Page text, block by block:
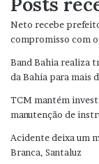
Neto recebe
compromisso com
Band Bahia realiza
da Bahia para mais
TCM mantém
manutenção de
Acidente deixa um
Branca, Santaluz